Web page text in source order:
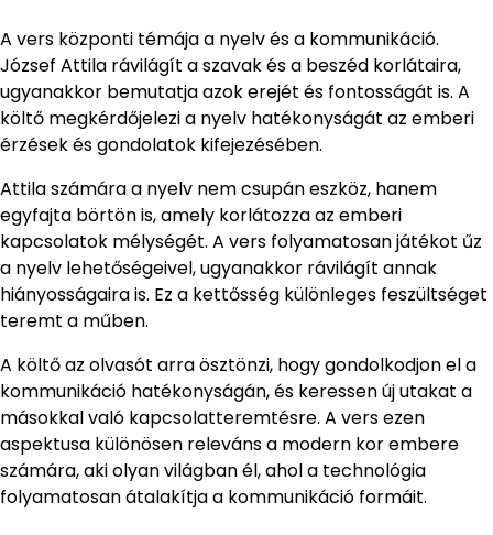
A vers központi témája a nyelv és a kommunikáció.
József Attila rávilágít a szavak és a beszéd korlátaira,
ugyanakkor bemutatja azok erejét és fontosságát is. A
költő megkérdőjelezi a nyelv hatékonyságát az emberi
érzések és gondolatok kifejezésében.
Attila számára a nyelv nem csupán eszköz, hanem
egyfajta börtön is, amely korlátozza az emberi
kapcsolatok mélységét. A vers folyamatosan játékot űz
a nyelv lehetőségeivel, ugyanakkor rávilágít annak
hiányosságaira is. Ez a kettősség különleges feszültséget
teremt a műben.
A költő az olvasót arra ösztönzi, hogy gondolkodjon el a
kommunikáció hatékonyságán, és keressen új utakat a
másokkal való kapcsolatteremtésre. A vers ezen
aspektusa különösen releváns a modern kor embere
számára, aki olyan világban él, ahol a technológia
folyamatosan átalakítja a kommunikáció formáit.